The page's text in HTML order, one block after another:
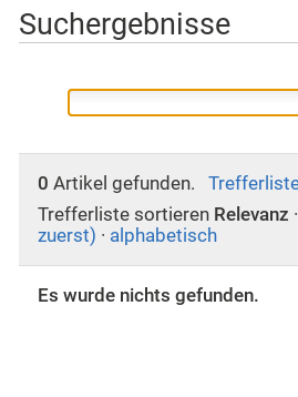
Suchergebnisse
0 Artikel gefunden.
Trefferliste sortieren Relevanz ·
zuerst) · alphabetisch
Es wurde nichts gefunden.